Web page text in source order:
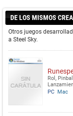
DE LOS MISMOS
Otros juegos
a Steel Sky.
Rol,
PC Mac